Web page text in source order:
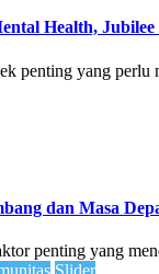
Health, Jubilee
penting yang perlu
dan Masa
penting yang
Slider